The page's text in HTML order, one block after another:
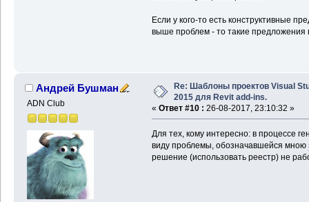
Если у кого-то есть конструктивные
выше проблем - то такие предложения
Андрей Бушман
ADN Club
Re: Шаблоны проектов Visual
2015 для Revit add-ins.
« Ответ #10 : 26-08-2017, 23:10:32 »
Для тех, кому интересно: в процессе
виду проблемы, обозначавшейся мною
решение (использовать реестр) не